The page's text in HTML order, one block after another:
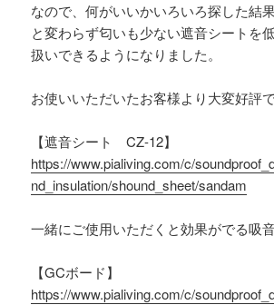
なので、何がいいかいろいろ探した結
と変わらず匂いも少ない遮音シートを
扱いできるようになりました。
お使いいただいたお客様より大変好評で
【遮音シート CZ-12】
https://www.pialiving.com/c/
nd_insulation/shound_sheet/sandam
一緒にご使用いただくと効果がでる吸
【GCボード】
https://www.pialiving.com/c/